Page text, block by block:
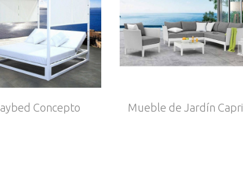
Concepto Mueble de Jardín Capri